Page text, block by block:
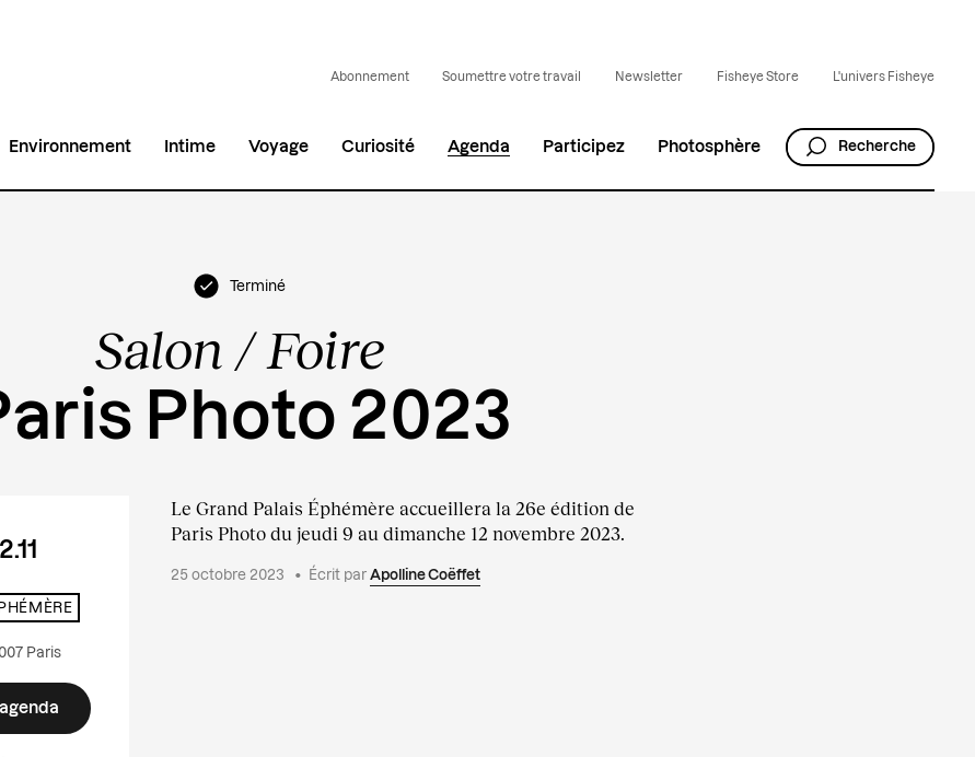
Abonnement Soumettre votre travail Newsletter Fisheye Store L'univers Fisheye
Environnement Intime Voyage Curiosité Agenda Participez Photosphère Recherche
Terminé
Salon / Foire
Photo 2023
Paris
Le Grand Palais Éphémère accueillera la 26e édition de
Paris Photo du jeudi 9 au dimanche 12 novembre 2023.
25 octobre 2023 • Écrit par Apolline Coëffet